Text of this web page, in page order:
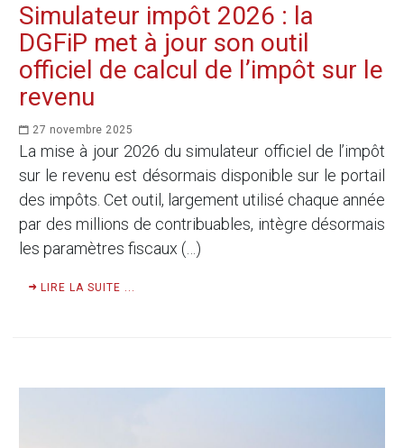
Simulateur impôt 2026 : la
DGFiP met à jour son outil
officiel de calcul de l’impôt sur le
revenu
27 novembre 2025
La mise à jour 2026 du simulateur officiel de l’impôt
sur le revenu est désormais disponible sur le portail
des impôts. Cet outil, largement utilisé chaque année
par des millions de contribuables, intègre désormais
les paramètres fiscaux (…)
LIRE LA SUITE ...